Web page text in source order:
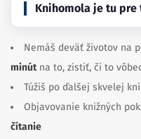
Knihomola je tu pre
Nemáš deväť životov na
minútna to, zistiť, či to
Túžiš po ďalšej skvelej
Objavovanie knižných
čítanie